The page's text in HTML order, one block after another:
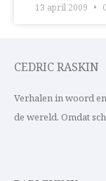
13 april 2009
CEDRIC RASKIN
Verhalen in woord
de wereld. Omdat